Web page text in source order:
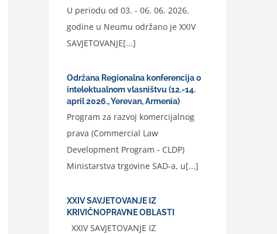
U periodu od 03. - 06. 06. 2026.
godine u Neumu održano je XXIV
SAVJETOVANJE[...]
Održana Regionalna konferencija o
intelektualnom vlasništvu (12.-14.
april 2026., Yerevan, Armenia)
Program za razvoj komercijalnog
prava (Commercial Law
Development Program - CLDP)
Ministarstva trgovine SAD-a, u[...]
XXIV SAVJETOVANJE IZ
KRIVIČNOPRAVNE OBLASTI
XXIV SAVJETOVANJE IZ